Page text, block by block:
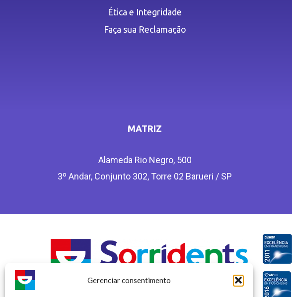
Gerenciar consentimento
Ética e Integridade
Faça sua Reclamação
MATRIZ
Alameda Rio Negro, 500
3º Andar, Conjunto 302, Torre 02 Barueri / SP